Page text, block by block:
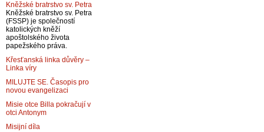
Kněžské bratrstvo sv. Petra
Kněžské bratrstvo sv. Petra
(FSSP) je společností
katolických kněží
apoštolského života
papežského práva.
Křesťanská linka důvěry –
Linka víry
MILUJTE SE. Časopis pro
novou evangelizaci
Misie otce Billa pokračují v
otci Antonym
Misijní díla